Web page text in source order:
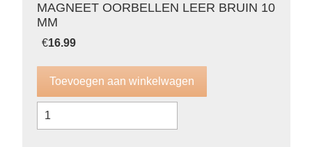
MAGNEET OORBELLEN LEER BRUIN 10
MM
€16.99